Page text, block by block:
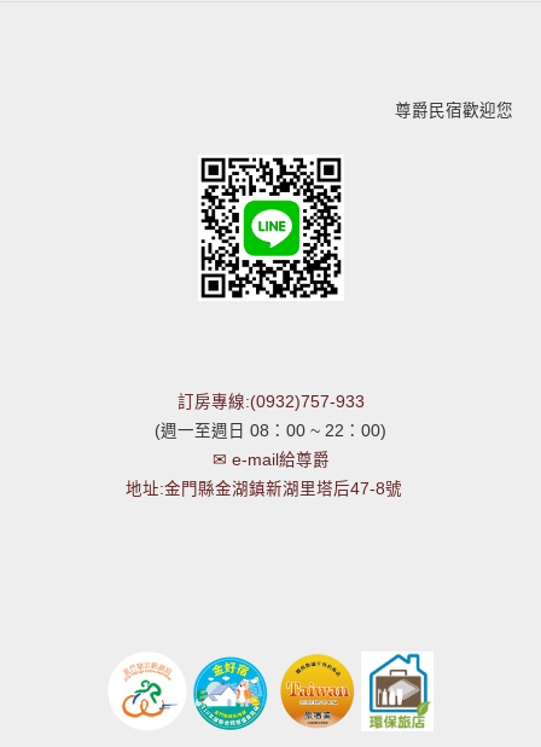
尊爵民宿歡迎您
訂房專線:(0932)757-933
(週一至週日 08：00 ~ 22：00)
✉ e-mail給尊爵
地址:金門縣金湖鎮新湖里塔后47-8號